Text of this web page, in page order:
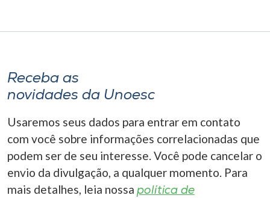
Receba as
novidades da Unoesc
Usaremos seus dados para entrar em contato
com você sobre informações correlacionadas que
podem ser de seu interesse. Você pode cancelar o
envio da divulgação, a qualquer momento. Para
mais detalhes, leia nossa política de